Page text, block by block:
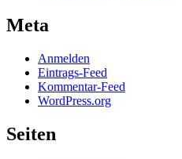
Meta
Anmelden
Eintrags-Feed
Kommentar-Feed
WordPress.org
Seiten